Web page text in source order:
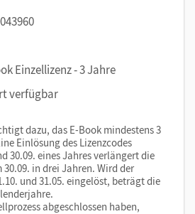
Einzellizenz - 3 Jahre
verfügbar
dazu, das E-Book mindestens 3
Einlösung des Lizenzcodes
30.09. eines Jahres verlängert die
in drei Jahren. Wird der
und 31.05. eingelöst, beträgt die
abgeschlossen haben,